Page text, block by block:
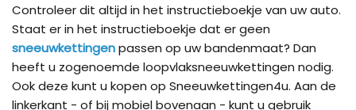
Controleer dit altijd in het instructieboekje van uw auto.
Staat er in het instructieboekje dat er geen
sneeuwkettingenpassen op uw bandenmaat? Dan
heeft u zogenoemde loopvlaksneeuwkettingen nodig.
Ook deze kunt u kopen op Sneeuwkettingen4u. Aan de
linkerkant - of bij mobiel bovenaan - kunt u gebruik